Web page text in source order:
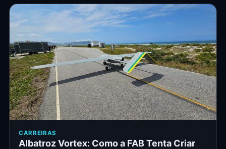
CARREIRAS
Albatroz Vortex: Como a FAB Tenta Criar